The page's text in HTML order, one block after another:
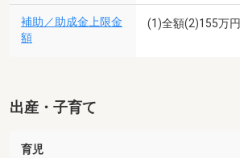
補助／助成金上限金
額
(1)全額(2)155万円
出産・子育て
育児